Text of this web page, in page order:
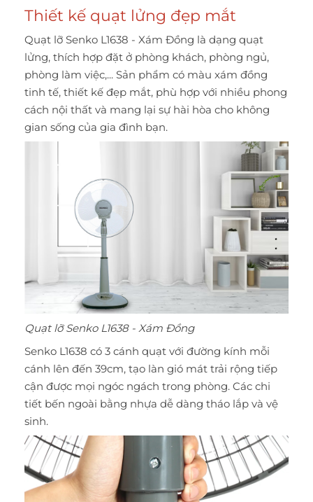
Thiết kế quạt lửng đẹp mắt
Quạt lỡ Senko L1638 - Xám Đồng là dạng quạt
lửng, thích hợp đặt ở phòng khách, phòng ngủ,
phòng làm việc,... Sản phẩm có màu xám đồng
tinh tế, thiết kế đẹp mắt, phù hợp với nhiều phong
cách nội thất và mang lại sự hài hòa cho không
gian sống của gia đình bạn.
Quạt lỡ Senko L1638 - Xám Đồng
Senko L1638 có 3 cánh quạt với đường kính mỗi
cánh lên đến 39cm, tạo làn gió mát trải rộng tiếp
cận được mọi ngóc ngách trong phòng. Các chi
tiết bến ngoài bằng nhựa dễ dàng tháo lắp và vệ
sinh.